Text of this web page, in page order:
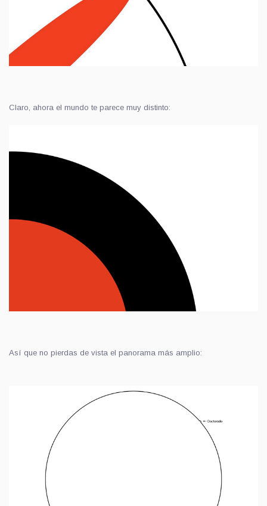
Claro, ahora el mundo te parece muy distinto:
Así que no pierdas de vista el panorama más amplio: